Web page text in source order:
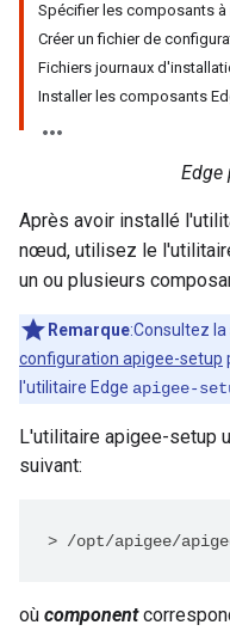
Spécifier les composants à
Créer un fichier de
Fichiers journaux
Installer les composants
Edge
Après avoir installé
nœud, utilisez le
un ou plusieurs
Remarque:Consultez
configuration apigee-setup
l'utilitaire Edge apigee-
L'utilitaire apigee-setup
suivant:
> /opt/apigee/
où component